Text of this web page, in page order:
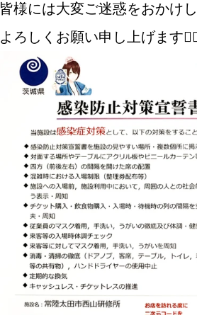
皆様には大変ご迷惑をおかけ
よろしくお願い申し上げます